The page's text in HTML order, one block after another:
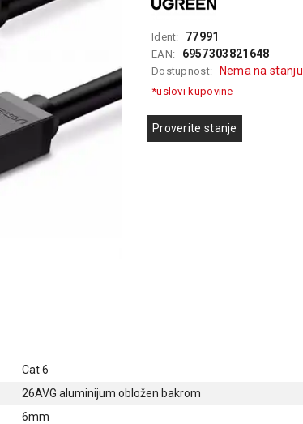
Ident: 77991
EAN: 6957303821648
Dostupnost: Nema na stanju
*uslovi kupovine
Proverite stanje
Cat 6
26AVG aluminijum obložen bakrom
6mm